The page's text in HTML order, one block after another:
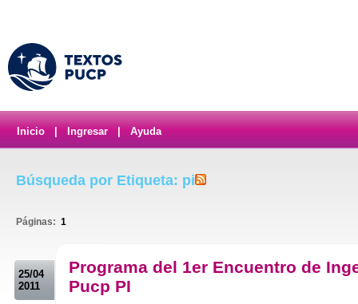
Inicio Ingresar Ayuda
Búsqueda por Etiqueta: pi
Páginas: 1
25/04
2011
Programa del 1er Encuentro de
Pucp PI